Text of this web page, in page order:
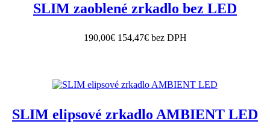
SLIM zaoblené zrkadlo bez LED
190,00€ 154,47€ bez DPH
SLIM elipsové zrkadlo AMBIENT LED